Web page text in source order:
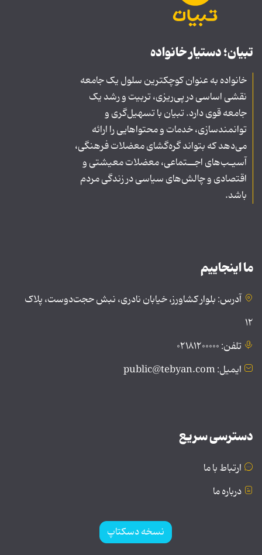
تبیان؛ دستیار خانواده
خانواده به عنوان کوچکترین سلول یک جامعه
نقشی اساسی در پی‌ریزی، تربیت و رشد یک
جامعه قوی دارد. تبیان با تسهیل‌گری و
توانمندسازی، خدمات و محتواهایی را ارائه
می‌دهد که بتواند گره‌گشای معضلات فرهنگی،
آسیـب‌های اجــتماعی، معضلات معیشتی و
اقتصادی و چالش‌های سیاسی در زندگی مردم
باشد.
ما اینجاییم
آدرس: بلوار کشاورز، خیابان نادری، نبش حجت‌دوست، پلاک
۱۲
تلفن: ۰۲۱۸۱۲۰۰۰۰۰
ایمیل: public@tebyan.com
دسترسی سریع
ارتباط با ما
درباره ما
نسخه دسکتاپ